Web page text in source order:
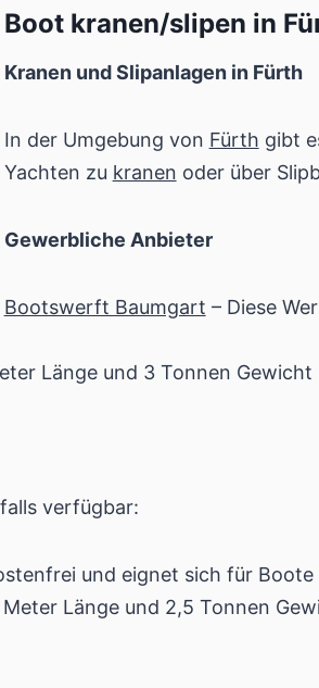
Boot kranen/slipen in
Kranen und Slipanlagen in Fürth
In der Umgebung von Fürth gibt
Yachten zu kranen oder über
Gewerbliche Anbieter
Bootswerft Baumgart – Diese
Länge und 3 Tonnen
verfügbar:
und eignet sich für
Länge und 2,5 Tonnen